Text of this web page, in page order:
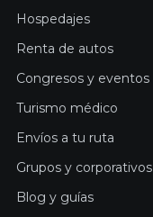
Hospedajes
Renta de autos
Congresos y eventos
Turismo médico
Envíos a tu ruta
Grupos y corporativos
Blog y guías